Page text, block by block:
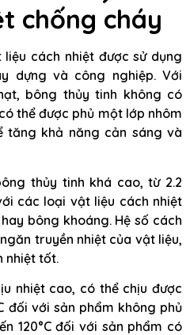
chống cháy
cách nhiệt được sử dụng
dựng và công nghiệp. Với
bông thủy tinh không có
thể được phủ một lớp nhôm
tăng khả năng cản sáng và
thủy tinh khá cao, từ 2.2
các loại vật liệu cách nhiệt
hay bông khoáng. Hệ số cách
truyền nhiệt của vật liệu,
nhiệt tốt.
nhiệt cao, có thể chịu được
đối với sản phẩm không phủ
120°C đối với sản phẩm có